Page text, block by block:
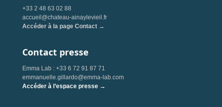
+33 2 48 63 02 88
accueil@chateau-ainaylevieil.fr
Accéder à la page Contact →
Contact presse
Emma Lab : +33 6 72 91 87 71
emmanuelle.gillardo@emma-lab.com
Accéder à l’espace presse →